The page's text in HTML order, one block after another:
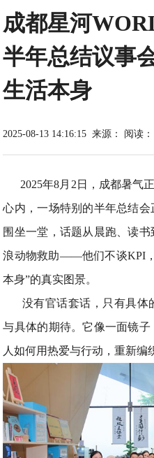
成都星河
半年总结议事
生活本身
2025-08-13 14:16:15 来源： 阅读
2025年8月2日，成都暑气
心内，一场特别的半年总结
围坐一堂，话题从晨跑、读
浪动物救助——他们不谈KPI
本身”的真实图景。
没有官话套话，只有具体
与具体的期待。它像一面镜
人如何用热爱与行动，重新编